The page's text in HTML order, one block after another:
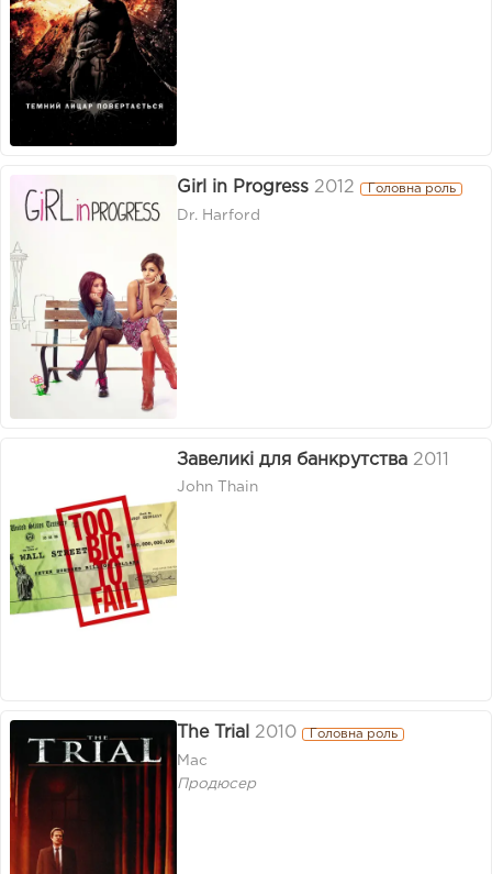
Girl in Progress 2012 Головна роль
Dr. Harford
Завеликі для банкрутства 2011
John Thain
The Trial 2010 Головна роль
Mac
Продюсер